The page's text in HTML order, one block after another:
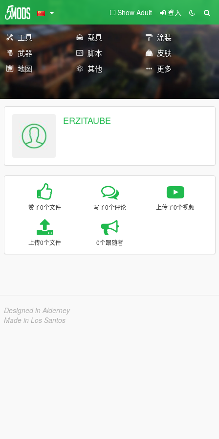
Show Adult 登入
工具 载具
涂装
武器
脚本
皮肤
地图
其他 更多
ERZITAUBE
赞了0个文件 写了0个评论 上传了0个视频
上传0个文件 0个跟随者
Designed in Alderney
Made in Los Santos